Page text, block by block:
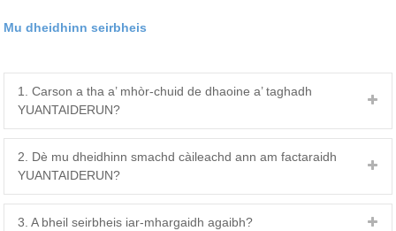
Mu dheidhinn seirbheis
1. Carson a tha a’ mhòr-chuid de dhaoine a’ taghadh
YUANTAIDERUN?
2. Dè mu dheidhinn smachd càileachd ann am factaraidh
YUANTAIDERUN?
3. A bheil seirbheis iar-mhargaidh agaibh?